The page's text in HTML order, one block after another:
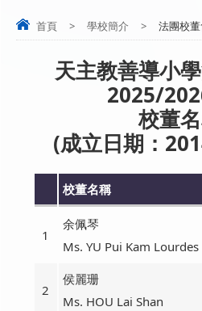
首頁 > 學校簡介 > 法團校
天主教善導小
2025/
校董
(成立日期：
校董名稱
1
余佩琴
Ms. YU Pui Kam Lourdes
2
侯麗珊
Ms. HOU Lai Shan